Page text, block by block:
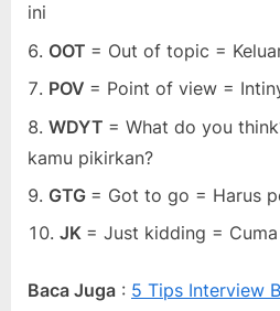
ini
OOT = Out of topic =
POV = Point of view =
WDYT = What do you
kamu pikirkan?
GTG = Got to go = Harus
JK = Just kidding =
Baca Juga : 5 Tips Interview